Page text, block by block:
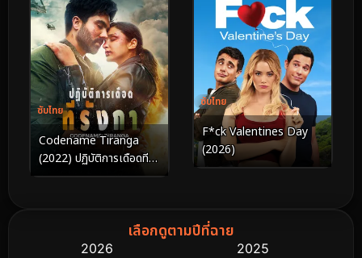
ซับไทย
Codename Tiranga
(2022) ปฏิบัติการเดือดที
รังกา
ซับไทย
F*ck Valentines Day
(2026)
เลือกดูตามปีที่ฉาย
2026
2025